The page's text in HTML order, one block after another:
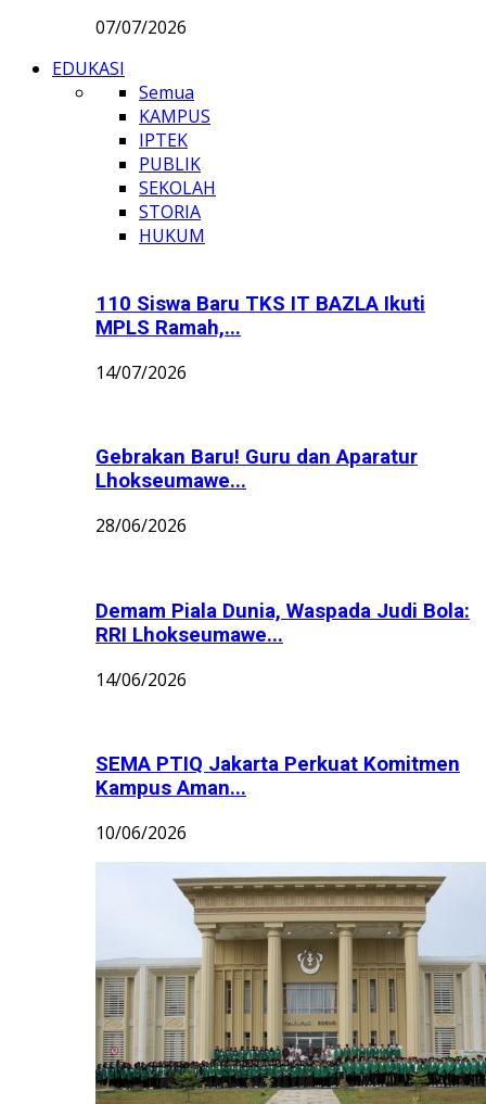
07/07/2026
EDUKASI
Semua
KAMPUS
IPTEK
PUBLIK
SEKOLAH
STORIA
HUKUM
110 Siswa Baru TKS IT BAZLA Ikuti
MPLS Ramah,...
14/07/2026
Gebrakan Baru! Guru dan Aparatur
Lhokseumawe...
28/06/2026
Demam Piala Dunia, Waspada Judi Bola:
RRI Lhokseumawe...
14/06/2026
SEMA PTIQ Jakarta Perkuat Komitmen
Kampus Aman...
10/06/2026